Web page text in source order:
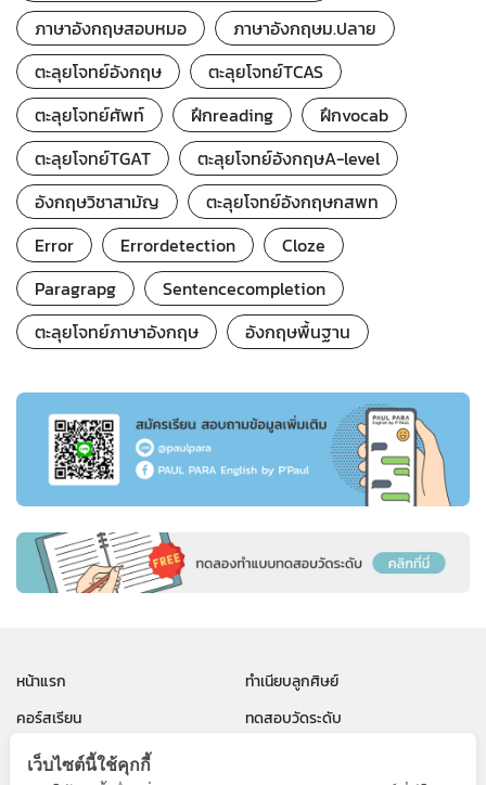
ภาษาอังกฤษสอบหมอ
ภาษาอังกฤษม.ปลาย
ตะลุยโจทย์อังกฤษ
ตะลุยโจทย์TCAS
ตะลุยโจทย์ศัพท์
ฝึกreading
ฝึกvocab
ตะลุยโจทย์TGAT
ตะลุยโจทย์อังกฤษA-level
อังกฤษวิชาสามัญ
ตะลุยโจทย์อังกฤษกสพท
Error
Errordetection
Cloze
Paragrapg
Sentencecompletion
ตะลุยโจทย์ภาษาอังกฤษ
อังกฤษพื้นฐาน
หน้าแรก
คอร์สเรียน
วิธีการสั่งซื้อ/ชำระเงิน
ทำเนียบลูกศิษย์
ทดสอบวัดระดับ
เว็บไซต์นี้ใช้คุกกี้